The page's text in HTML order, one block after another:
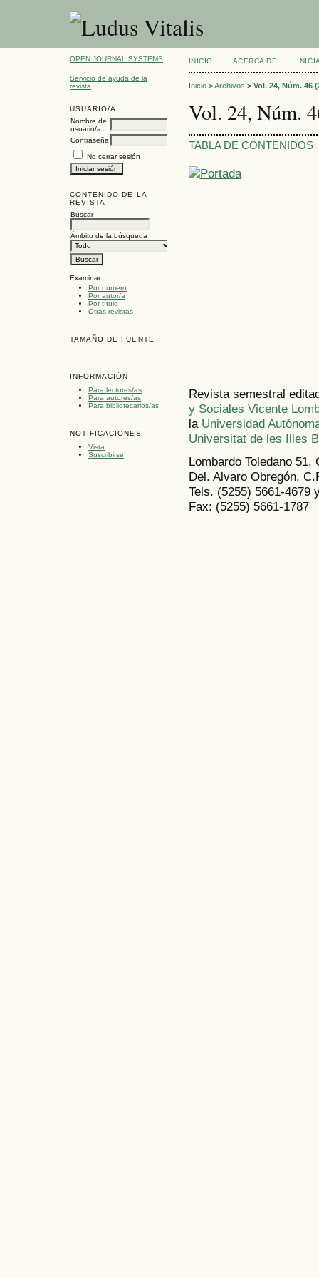
OPEN JOURNAL SYSTEMS
Servicio de ayuda de la
revista
USUARIO/A
Nombre de
usuario/a
Contraseña
No cerrar sesión
CONTENIDO DE LA
REVISTA
Buscar
Ámbito de la búsqueda
Examinar
Por número
Por autor/a
Por título
Otras revistas
TAMAÑO DE FUENTE
INFORMACIÓN
Para lectores/as
Para autores/as
Para bibliotecarios/as
NOTIFICACIONES
Vista
Suscribirse
INICIO ACERCA DE
Inicio>Archivos > Vol. 24, Núm. 46
Vol. 24, Núm.
TABLA DE CONTENIDOS
Revista semestral
y Sociales Vicente
la Universidad
Universitat de les Illes
Lombardo Toledano
Del. Alvaro Obregón,
Tels. (5255) 5661-4679
Fax: (5255) 5661-1787